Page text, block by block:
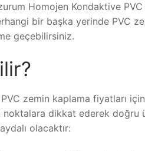
Homojen Kondaktive
bir başka yerinde PVC
geçebilirsiniz.
zemin kaplama fiyatları
noktalara dikkat ederek
olacaktır: